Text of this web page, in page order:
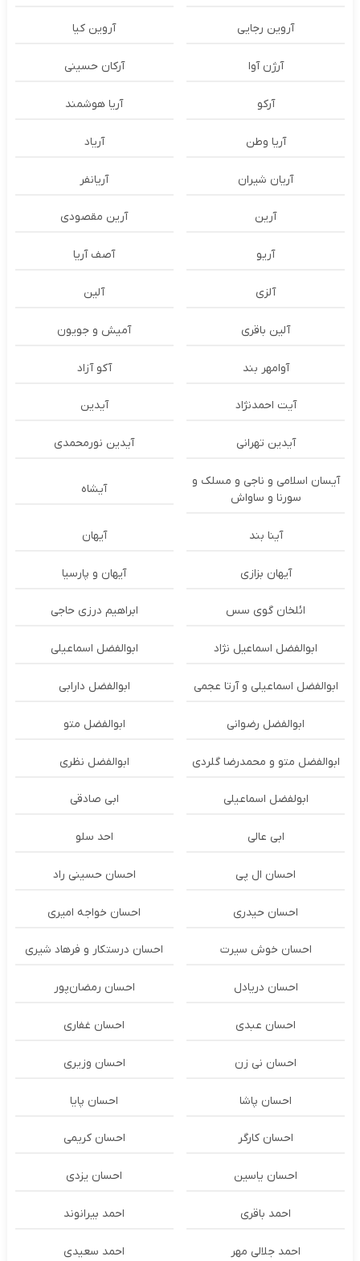
آروین رجایی آروین کیا
آرژن آوا آرکان حسینی
آرکو آریا هوشمند
آریا وطن آریاد
آریان شیران آریانفر
آرین آرین مقصودی
آریو آصف آریا
آلزی آلین
آلین باقری آمیش و جویون
آوامهر بند آکو آزاد
آیت احمدنژاد آیدین
آیدین تهرانی آیدین نورمحمدی
آیسان اسلامی و ناجی و مسلک و
سورنا و ساواش
آیشاه
آینا بند آیهان
آیهان بزازی آیهان و پارسیا
ائلخان گوی سس ابراهیم درزی حاجی
ابوالفضل اسماعیل نژاد ابوالفضل اسماعیلی
ابوالفضل اسماعیلی و آرتا عجمی ابوالفضل دارابی
ابوالفضل رضوانی ابوالفضل متو
ابوالفضل متو و محمدرضا گلردی ابوالفضل نظری
ابولفضل اسماعیلی ابی صادقی
ابی عالی احد سلو
احسان ال پی احسان حسینی راد
احسان حیدری احسان خواجه امیری
احسان خوش سیرت احسان درستكار و فرهاد شيرى
احسان دریادل احسان رمضان‌پور
احسان عبدی احسان غفاری
احسان نی زن احسان وزیری
احسان پاشا احسان پایا
احسان کارگر احسان کریمی
احسان یاسین احسان یزدی
احمد باقری احمد بیرانوند
احمد جلالی مهر احمد سعیدی